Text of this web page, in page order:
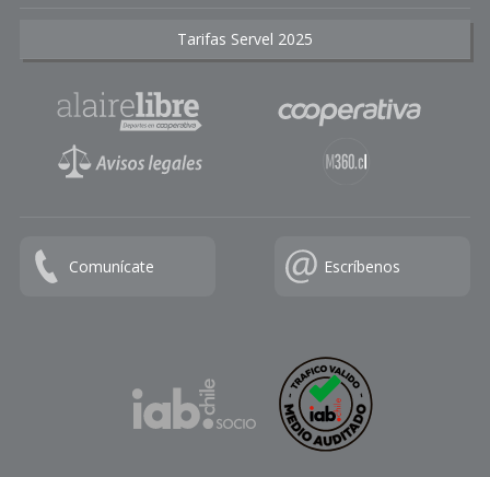
Tarifas Servel 2025
Comunícate Escríbenos